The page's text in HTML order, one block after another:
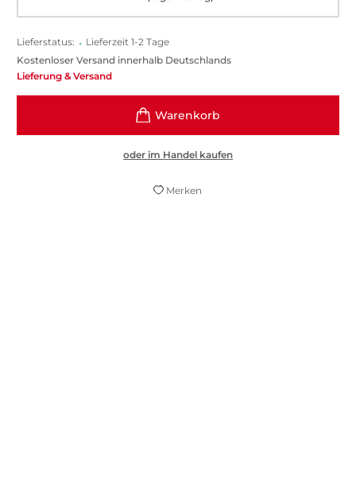
Lieferstatus: • Lieferzeit 1-2 Tage
Kostenloser Versand innerhalb Deutschlands
Lieferung & Versand
oder im Handel kaufen
Merken